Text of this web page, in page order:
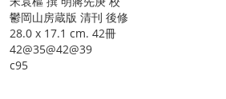
鬱岡山房蔵版 清刊 後修
28.0 x 17.1 cm. 42冊
42@35@42@39
c95